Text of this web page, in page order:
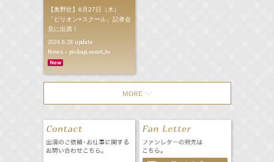
【奥野壮】6月27日（木）
「ビリオン×スクール」記者会
見に出席！
2024.6.28update
News - pickup,event,tv